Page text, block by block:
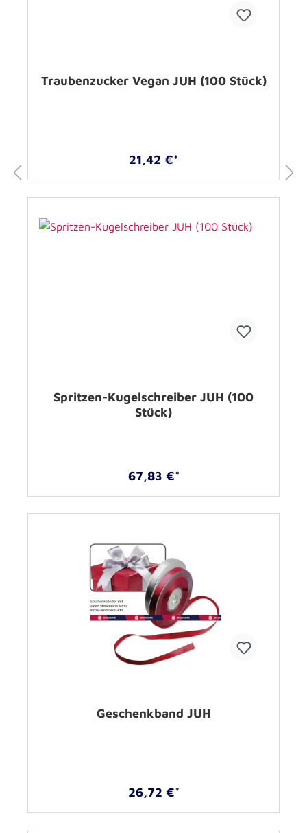
Traubenzucker Vegan JUH (100 Stück)
21,42 €*
Spritzen-Kugelschreiber JUH (100
Stück)
67,83 €*
Geschenkband JUH
26,72 €*